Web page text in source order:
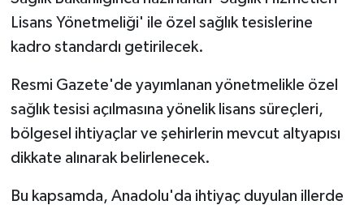
Lisans Yönetmeliği' ile özel sağlık tesislerine
kadro standardı getirilecek.
Resmi Gazete'de yayımlanan yönetmelikle özel
sağlık tesisi açılmasına yönelik lisans süreçleri,
bölgesel ihtiyaçlar ve şehirlerin mevcut altyapısı
dikkate alınarak belirlenecek.
Bu kapsamda, Anadolu'da ihtiyaç duyulan illerde